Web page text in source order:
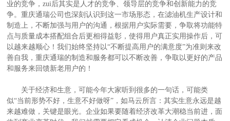
业的竞争，zui后其实是人才的竞争、领导层的竞争和创新能力的竞
争。重庆通瑞公司也深刻认识到这一市场形态，在滤油机生产设计和
制造上，不断加强与用户的沟通，根据用户实际需要，争取将功能特
点与质量成本搭配组合后更相得益彰，使得用户真正实用操作后，可
以越来越顺心！我们始终坚持以“不断提高用户的满意度”为准则来改
善自我，重庆通瑞的制造和服务都可以不断改善，争取以更好的产品
和服务来回馈新老用户的！
关于经济和生意，可能今年大家听到很多的一句话，可能类
似“当前形势不好，生意不好做呀”，如马云所言：其实生意永远是越
来越难做，关键是眼光。企业如果要随着经济改革大潮稳当前进，面